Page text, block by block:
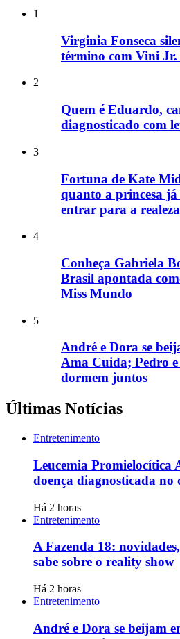
1
Virginia Fonseca
término com Vini Jr.
2
Quem é Eduardo,
diagnosticado com
3
Fortuna de Kate
quanto a princesa
entrar para a realeza
4
Conheça Gabriela
Brasil apontada
Miss Mundo
5
André e Dora se
Ama Cuida; Pedro
dormem juntos
Últimas Notícias
Entretenimento
Leucemia Promielocítica
doença diagnosticada
Há 2 horas
Entretenimento
A Fazenda 18:
sabe sobre o reality show
Há 2 horas
Entretenimento
André e Dora se beijam